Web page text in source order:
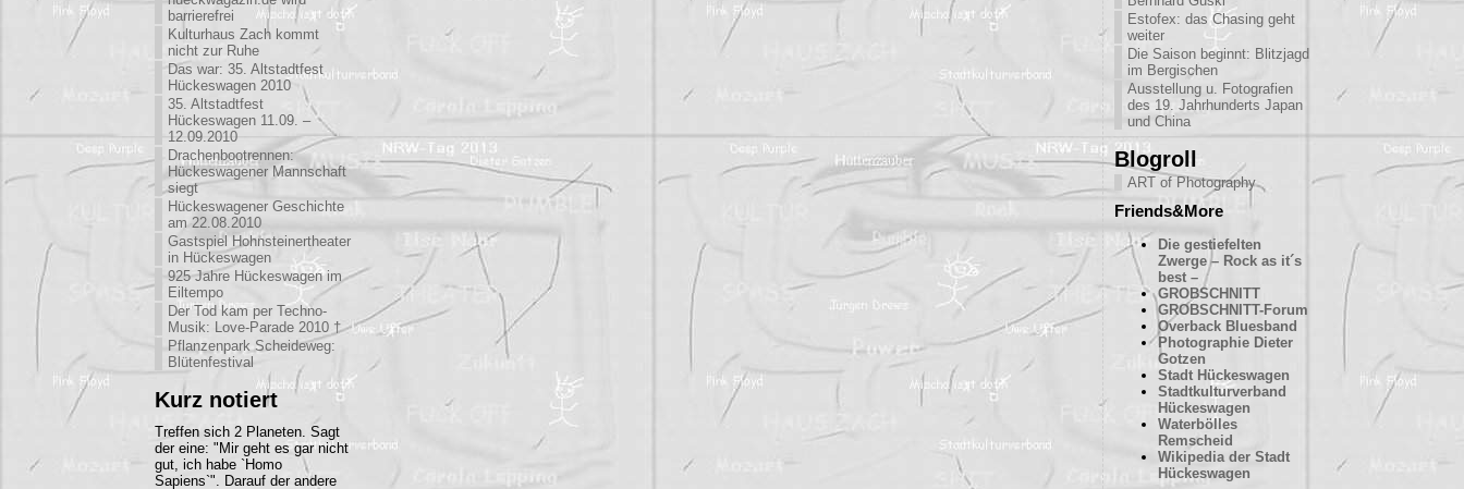
barrierefrei
Kulturhaus Zach kommt
nicht zur Ruhe
Das war: 35. Altstadtfest
Hückeswagen 2010
35. Altstadtfest
Hückeswagen 11.09. –
12.09.2010
Drachenbootrennen:
Hückeswagener Mannschaft
siegt
Hückeswagener Geschichte
am 22.08.2010
Gastspiel Hohnsteinertheater
in Hückeswagen
925 Jahre Hückeswagen im
Eiltempo
Der Tod kam per Techno-
Musik: Love-Parade 2010 †
Pflanzenpark Scheideweg:
Blütenfestival
Kurz notiert
Treffen sich 2 Planeten. Sagt
der eine: "Mir geht es gar nicht
gut, ich habe `Homo
Sapiens`". Darauf der andere
Estofex: das Chasing geht
weiter
Die Saison beginnt: Blitzjagd
im Bergischen
Ausstellung u. Fotografien
des 19. Jahrhunderts Japan
und China
Blogroll
ART of Photography
Friends&More
Die gestiefelten
Zwerge – Rock as it´s
best –
GROBSCHNITT
GROBSCHNITT-Forum
Overback Bluesband
Photographie Dieter
Gotzen
Stadt Hückeswagen
Stadtkulturverband
Hückeswagen
Waterbölles
Remscheid
Wikipedia der Stadt
Hückeswagen